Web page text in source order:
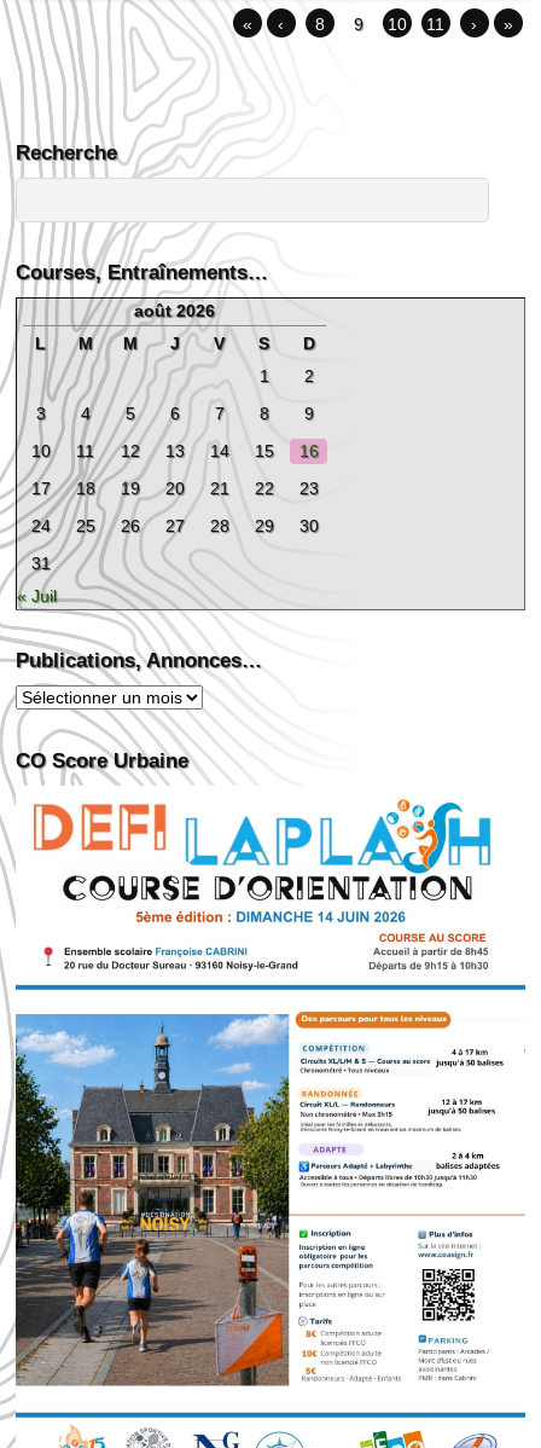
« ‹ 8 9 10 11 › »
Recherche
Courses, Entraînements…
août 2026
L
M M J V S
D
1
2
3
4 5 6 7 8
9
10
11 12 13 14 15
16
17
18 19 20 21 22
23
24
25 26 27 28 29
30
31
« Juil
Publications, Annonces…
Publications,
Annonces…
CO Score Urbaine